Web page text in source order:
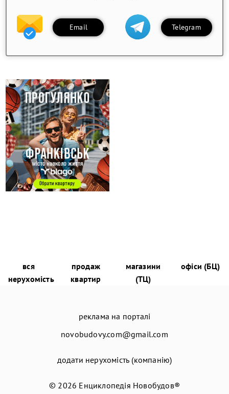
Email Telegram
вся
нерухомість
продаж
квартир
магазини
(ТЦ)
офіси (БЦ)
реклама на порталі
novobudovy.com@gmail.com
додати нерухомість (компанію)
© 2026 Енциклопедія Новобудов®